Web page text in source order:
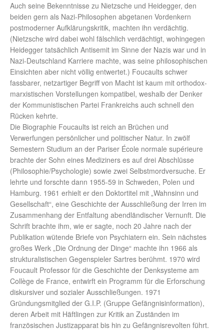
Auch seine Bekenntnisse zu Nietzsche und Heidegger, den
beiden gern als Nazi-Philosophen abgetanen Vordenkern
postmoderner Aufklärungskritik, machten ihn verdächtig.
(Nietzsche wird dabei wohl fälschlich verdächtigt, wohingegen
Heidegger tatsächlich Antisemit im Sinne der Nazis war und in
Nazi-Deutschland Karriere machte, was seine philosophischen
Einsichten aber nicht völlig entwertet.) Foucaults schwer
fassbarer, netzartiger Begriff von Macht ist kaum mit orthodox-
marxistischen Vorstellungen kompatibel, weshalb der Denker
der Kommunistischen Partei Frankreichs auch schnell den
Rücken kehrte.
Die Biographie Foucaults ist reich an Brüchen und
Verwerfungen persönlicher und politischer Natur. In zwölf
Semestern Studium an der Pariser École normale supérieure
brachte der Sohn eines Mediziners es auf drei Abschlüsse
(Philosophie/Psychologie) sowie zwei Selbstmordversuche. Er
lehrte und forschte dann 1955-59 in Schweden, Polen und
Hamburg. 1961 erhielt er den Doktortitel mit „Wahnsinn und
Gesellschaft“, eine Geschichte der Ausschließung der Irren im
Zusammenhang der Entfaltung abendländischer Vernunft. Die
Schrift brachte ihm, wie er sagte, noch 20 Jahre nach der
Publikation wütende Briefe von Psychiatern ein. Sein nächstes
großes Werk „Die Ordnung der Dinge“ machte ihn 1966 als
strukturalistischen Gegenspieler Sartres berühmt. 1970 wird
Foucault Professor für die Geschichte der Denksysteme am
Collège de France, entwirft ein Programm für die Erforschung
diskursiver und sozialer Ausschließungen. 1971
Gründungsmitglied der G.I.P. (Gruppe Gefängnisinformation),
deren Arbeit mit Häftlingen zur Kritik an Zuständen im
französischen Justizapparat bis hin zu Gefängnisrevolten führt.